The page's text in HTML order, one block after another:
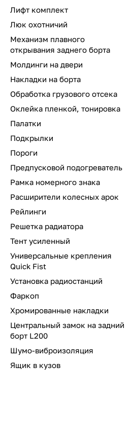
Лифт комплект
Люк охотничий
Механизм плавного
открывания заднего борта
Молдинги на двери
Накладки на борта
Обработка грузового отсека
Оклейка пленкой, тонировка
Палатки
Подкрылки
Пороги
Предпусковой подогреватель
Рамка номерного знака
Расширители колесных арок
Рейлинги
Решетка радиатора
Тент усиленный
Универсальные крепления
Quick Fist
Установка радиостанций
Фаркоп
Хромированные накладки
Центральный замок на задний
борт L200
Шумо-виброизоляция
Ящик в кузов